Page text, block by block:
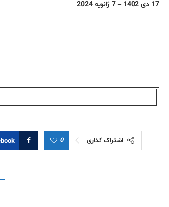
17 دی 1402 – 7 ژانویه 2024
اشتراک گذاری 0